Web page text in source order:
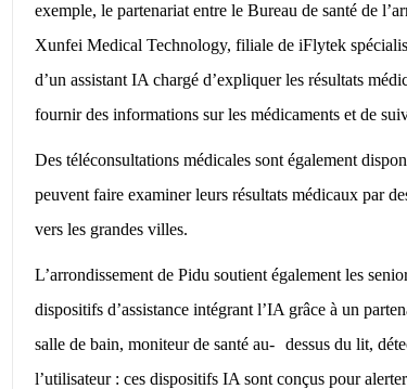
exemple, le partenariat entre le Bureau de santé de
Xunfei Medical Technology, filiale de iFlytek
d’un assistant IA chargé d’expliquer les résultats
fournir des informations sur les médicaments et de
Des téléconsultations médicales sont également
peuvent faire examiner leurs résultats médicaux par
vers les grandes villes.
L’arrondissement de Pidu soutient également les
dispositifs d’assistance intégrant l’IA grâce à un
salle de bain, moniteur de santé au- dessus du lit,
l’utilisateur : ces dispositifs IA sont conçus pour